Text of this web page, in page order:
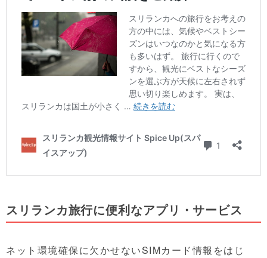
スリランカ旅行に便利なアプリ・サービス
ネット環境確保に欠かせないSIMカード情報をはじ